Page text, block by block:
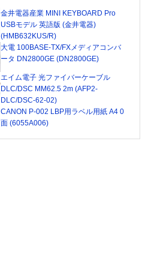
金井電器産業 MINI KEYBOARD Pro
USBモデル 英語版 (金井電器)
(HMB632KUS/R)
大電 100BASE-TX/FXメディアコンバ
ータ DN2800GE (DN2800GE)
エイム電子 光ファイバーケーブル
DLC/DSC MM62.5 2m (AFP2-
DLC/DSC-62-02)
CANON P-002 LBP用ラベル用紙 A4 0
面 (6055A006)